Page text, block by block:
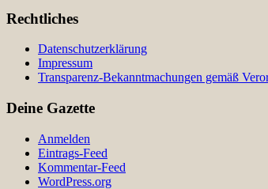
Rechtliches
Datenschutzerklärung
Impressum
Transparenz-Bekanntmachungen gemäß
Deine Gazette
Anmelden
Eintrags-Feed
Kommentar-Feed
WordPress.org